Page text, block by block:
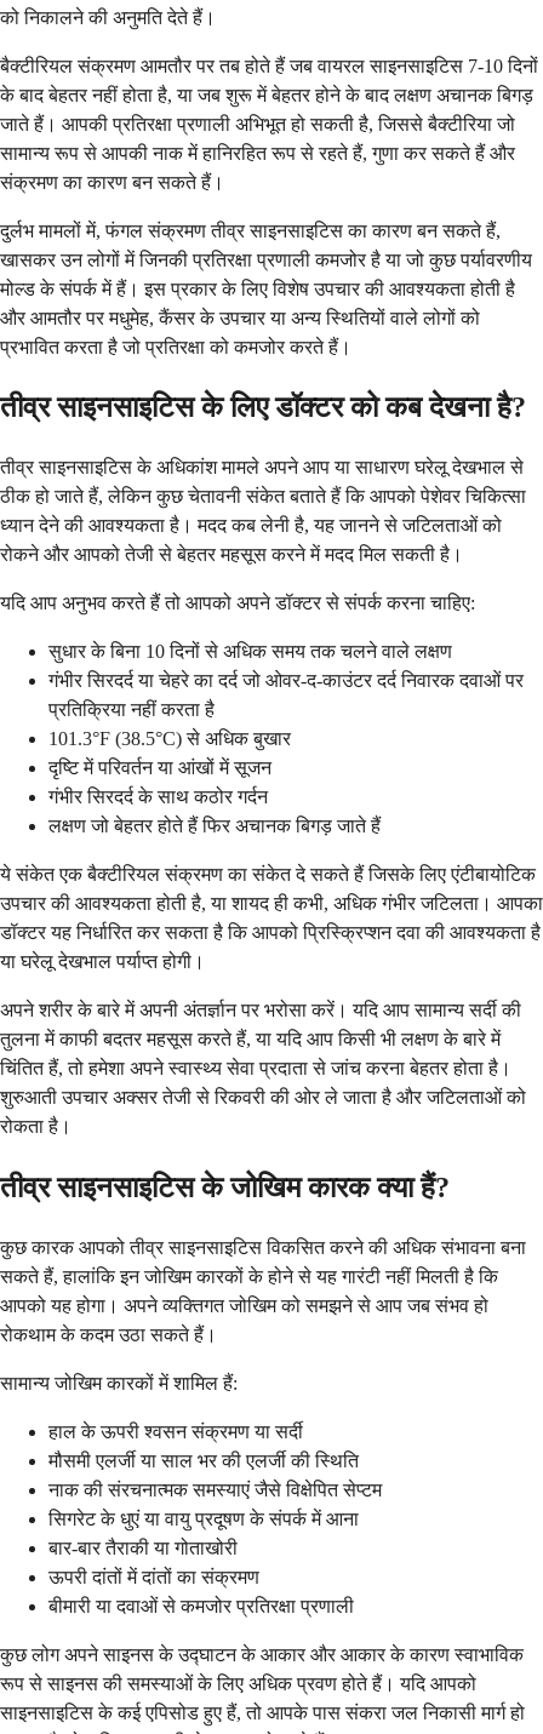
को निकालने की अनुमति देते हैं।
बैक्टीरियल संक्रमण आमतौर पर तब होते हैं जब वायरल साइनसाइटिस 7-10 दिनों
के बाद बेहतर नहीं होता है, या जब शुरू में बेहतर होने के बाद लक्षण अचानक बिगड़
जाते हैं। आपकी प्रतिरक्षा प्रणाली अभिभूत हो सकती है, जिससे बैक्टीरिया जो
सामान्य रूप से आपकी नाक में हानिरहित रूप से रहते हैं, गुणा कर सकते हैं और
संक्रमण का कारण बन सकते हैं।
दुर्लभ मामलों में, फंगल संक्रमण तीव्र साइनसाइटिस का कारण बन सकते हैं,
खासकर उन लोगों में जिनकी प्रतिरक्षा प्रणाली कमजोर है या जो कुछ पर्यावरणीय
मोल्ड के संपर्क में हैं। इस प्रकार के लिए विशेष उपचार की आवश्यकता होती है
और आमतौर पर मधुमेह, कैंसर के उपचार या अन्य स्थितियों वाले लोगों को
प्रभावित करता है जो प्रतिरक्षा को कमजोर करते हैं।
तीव्र साइनसाइटिस के लिए डॉक्टर को कब देखना है?
तीव्र साइनसाइटिस के अधिकांश मामले अपने आप या साधारण घरेलू देखभाल से
ठीक हो जाते हैं, लेकिन कुछ चेतावनी संकेत बताते हैं कि आपको पेशेवर चिकित्सा
ध्यान देने की आवश्यकता है। मदद कब लेनी है, यह जानने से जटिलताओं को
रोकने और आपको तेजी से बेहतर महसूस करने में मदद मिल सकती है।
यदि आप अनुभव करते हैं तो आपको अपने डॉक्टर से संपर्क करना चाहिए:
सुधार के बिना 10 दिनों से अधिक समय तक चलने वाले लक्षण
गंभीर सिरदर्द या चेहरे का दर्द जो ओवर-द-काउंटर दर्द निवारक दवाओं पर
प्रतिक्रिया नहीं करता है
101.3°F (38.5°C) से अधिक बुखार
दृष्टि में परिवर्तन या आंखों में सूजन
गंभीर सिरदर्द के साथ कठोर गर्दन
लक्षण जो बेहतर होते हैं फिर अचानक बिगड़ जाते हैं
ये संकेत एक बैक्टीरियल संक्रमण का संकेत दे सकते हैं जिसके लिए एंटीबायोटिक
उपचार की आवश्यकता होती है, या शायद ही कभी, अधिक गंभीर जटिलता। आपका
डॉक्टर यह निर्धारित कर सकता है कि आपको प्रिस्क्रिप्शन दवा की आवश्यकता है
या घरेलू देखभाल पर्याप्त होगी।
अपने शरीर के बारे में अपनी अंतर्ज्ञान पर भरोसा करें। यदि आप सामान्य सर्दी की
तुलना में काफी बदतर महसूस करते हैं, या यदि आप किसी भी लक्षण के बारे में
चिंतित हैं, तो हमेशा अपने स्वास्थ्य सेवा प्रदाता से जांच करना बेहतर होता है।
शुरुआती उपचार अक्सर तेजी से रिकवरी की ओर ले जाता है और जटिलताओं को
रोकता है।
तीव्र साइनसाइटिस के जोखिम कारक क्या हैं?
कुछ कारक आपको तीव्र साइनसाइटिस विकसित करने की अधिक संभावना बना
सकते हैं, हालांकि इन जोखिम कारकों के होने से यह गारंटी नहीं मिलती है कि
आपको यह होगा। अपने व्यक्तिगत जोखिम को समझने से आप जब संभव हो
रोकथाम के कदम उठा सकते हैं।
सामान्य जोखिम कारकों में शामिल हैं:
हाल के ऊपरी श्वसन संक्रमण या सर्दी
मौसमी एलर्जी या साल भर की एलर्जी की स्थिति
नाक की संरचनात्मक समस्याएं जैसे विक्षेपित सेप्टम
सिगरेट के धुएं या वायु प्रदूषण के संपर्क में आना
बार-बार तैराकी या गोताखोरी
ऊपरी दांतों में दांतों का संक्रमण
बीमारी या दवाओं से कमजोर प्रतिरक्षा प्रणाली
कुछ लोग अपने साइनस के उद्घाटन के आकार और आकार के कारण स्वाभाविक
रूप से साइनस की समस्याओं के लिए अधिक प्रवण होते हैं। यदि आपको
साइनसाइटिस के कई एपिसोड हुए हैं, तो आपके पास संकरा जल निकासी मार्ग हो